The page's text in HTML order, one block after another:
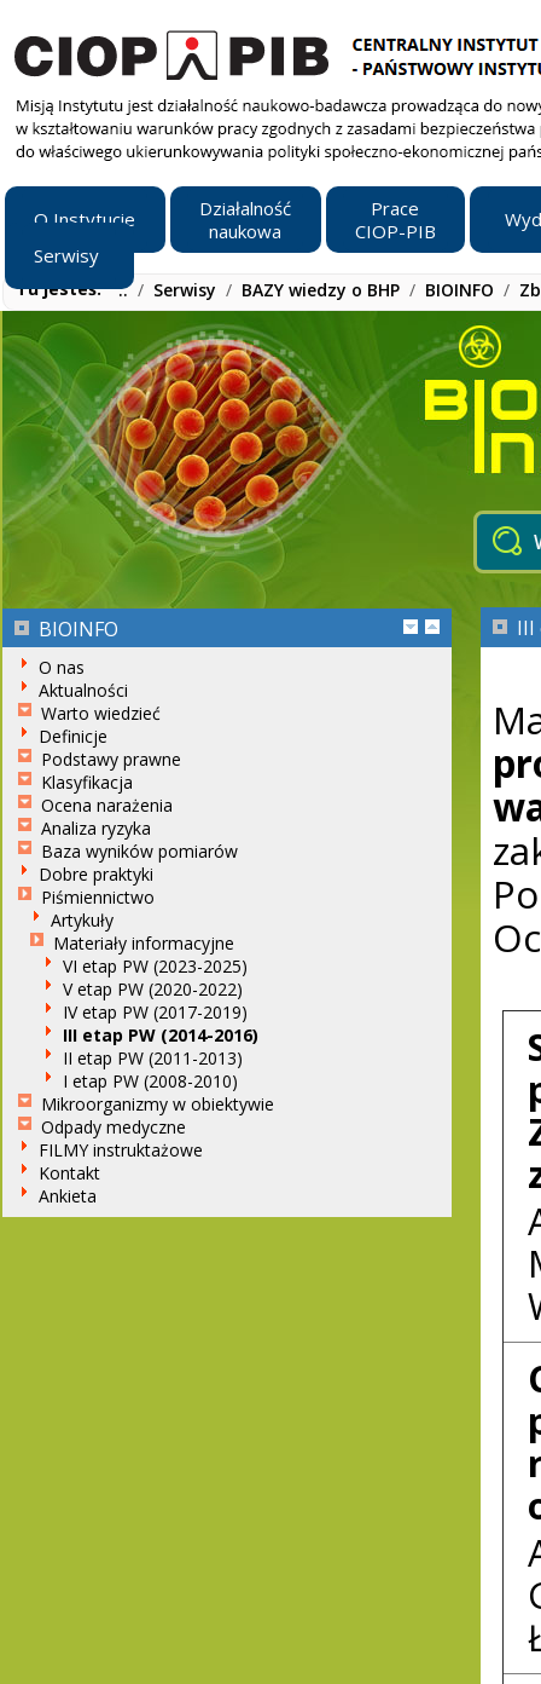
O Instytucie
Działalność
naukowa
Prace
CIOP-PIB
Serwisy
Tu jesteś: ../ Serwisy / BAZY wiedzy o BHP / BIOINFO /
BIOINFO
O nas
Aktualności
Warto wiedzieć
Definicje
Podstawy prawne
Klasyfikacja
Ocena narażenia
Analiza ryzyka
Baza wyników pomiarów
Dobre praktyki
Piśmiennictwo
Artykuły
Materiały informacyjne
VI etap PW (2023-2025)
V etap PW (2020-2022)
IV etap PW (2017-2019)
III etap PW (2014-2016)
II etap PW (2011-2013)
I etap PW (2008-2010)
Mikroorganizmy w obiektywie
Odpady medyczne
FILMY instruktażowe
Kontakt
Ankieta
III